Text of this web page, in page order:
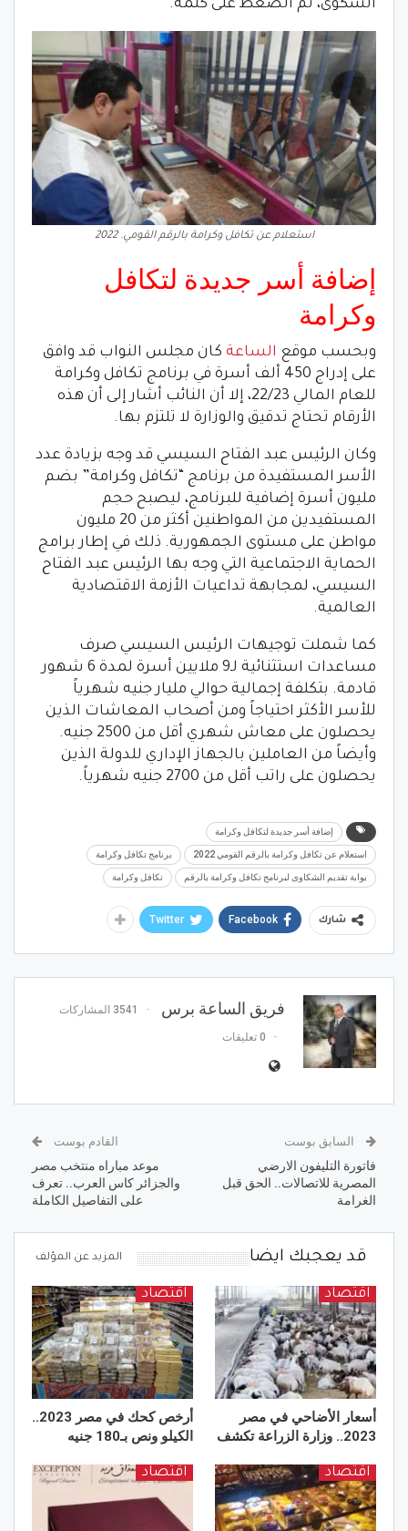
الشكوى، ثم الضغط على كلمة.
استعلام عن تكافل وكرامة بالرقم القومي. 2022
إضافة أسر جديدة لتكافل
وكرامة
وبحسب موقع الساعة كان مجلس النواب قد وافق
على إدراج 450 ألف أسرة في برنامج تكافل وكرامة
للعام المالي 22/23، إلا أن النائب أشار إلى أن هذه
الأرقام تحتاج تدقيق والوزارة لا تلتزم بها.
وكان الرئيس عبد الفتاح السيسي قد وجه بزيادة عدد
الأسر المستفيدة من برنامج “تكافل وكرامة” بضم
مليون أسرة إضافية للبرنامج، ليصبح حجم
المستفيدين من المواطنين أكثر من 20 مليون
مواطن على مستوى الجمهورية. ذلك في إطار برامج
الحماية الاجتماعية التي وجه بها الرئيس عبد الفتاح
السيسي، لمجابهة تداعيات الأزمة الاقتصادية
العالمية.
كما شملت توجيهات الرئيس السيسي صرف
مساعدات استثنائية لـ9 ملايين أسرة لمدة 6 شهور
قادمة. بتكلفة إجمالية حوالي مليار جنيه شهرياً
للأسر الأكثر احتياجاً ومن أصحاب المعاشات الذين
يحصلون على معاش شهري أقل من 2500 جنيه.
وأيضاً من العاملين بالجهاز الإداري للدولة الذين
يحصلون على راتب أقل من 2700 جنيه شهرياً.
إضافة أسر جديدة لتكافل وكرامة
استعلام عن تكافل وكرامة بالرقم القومي 2022 برنامج تكافل وكرامة
بوابة تقديم الشكاوى لبرنامج تكافل وكرامة بالرقم تكافل وكرامة
شارك Facebook
Twitter
فريق الساعة برس 3541 المشاركات
0 تعليقات
السابق بوست
فاتورة التليفون الارضي
المصرية للاتصالات.. الحق قبل
الغرامة
القادم بوست
موعد مباراه منتخب مصر
والجزائر كاس العرب.. تعرف
على التفاصيل الكاملة
قد يعجبك ايضا المزيد عن المؤلف
اقتصاد
أسعار الأضاحي في مصر
2023.. وزارة الزراعة تكشف
اقتصاد
أرخص كحك في مصر 2023..
الكيلو ونص بـ180 جنيه
اقتصاد اقتصاد